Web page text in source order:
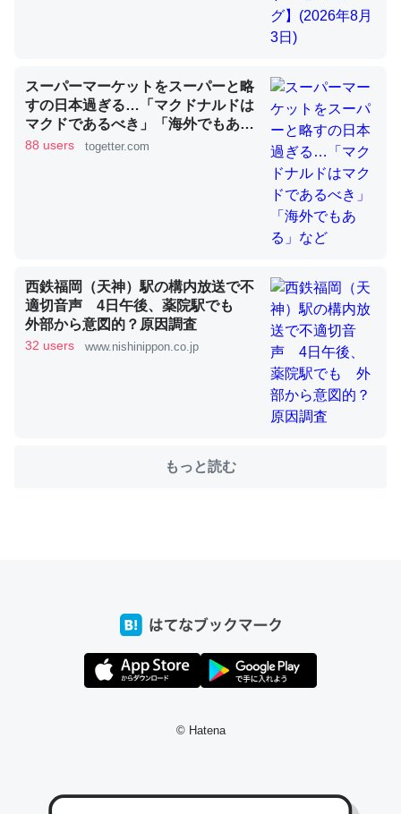
類は苦労してるんだな…。腹足類だと殻を無くしてナメク
ジになったり努力してるし。
─ニュース :: 【研究発表】昆虫学の大問題＝「昆虫はなぜ海にいな
いのか」に関する新仮説
ちぼちRingも置こうかと画策中。あと、Googleマップで
位置情報を共有してる。電池残量や充電中かが分かるので
これ見て生きてるなって分かる。
─たまにLINEするくらいだった遠方の父67歳と僕。ITツール導入で
コミュニケーションが劇的に変化した｜tayorini by LIFULL介護
たいなのでネット環境作ったけどAlexaしか使わないので
スーパーマーケットをスーパーと略
すの日本過ぎる…「マクドナルドは
マクドであるべき」「海外でもあ
る」など
88 users togetter.com
西鉄福岡（天神）駅の構内放送で不
適切音声 4日午後、薬院駅でも
外部から意図的？原因調査
32 users www.nishinippon.co.jp
もっと読む
© Hatena